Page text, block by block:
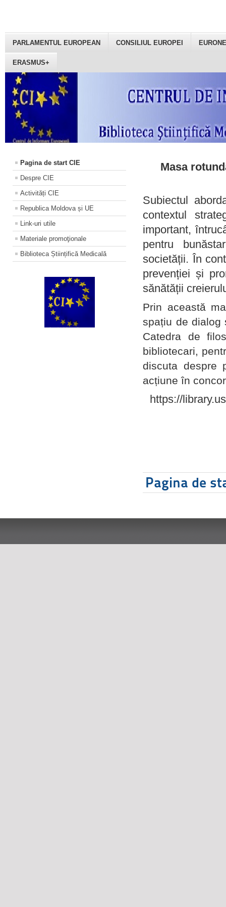
PARLAMENTUL EUROPEAN CONSILIUL EUROPEI
ERASMUS+
Pagina de start CIE
Despre CIE
Activități CIE
Republica Moldova și UE
Link-uri utile
Materiale promoţionale
Biblioteca Științifică Medicală
Masa
Subiectul
contextul
important,
pentru
societății. În
prevenției și
sănătății
Prin această
spațiu de dialog
Catedra de
bibliotecari,
discuta despre
acțiune în
https://
Pagina de